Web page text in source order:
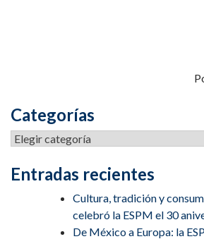
Categorías
Entradas recientes
Cultura, tradición y
celebró la ESPM el 30
De México a Europa: la